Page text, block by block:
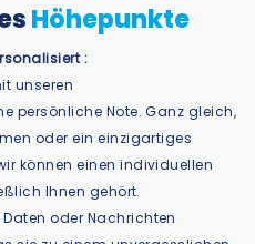
Höhepunkte
:
unseren
persönliche Note. Ganz gleich,
oder ein einzigartiges
können einen individuellen
Ihnen gehört.
Daten oder Nachrichten